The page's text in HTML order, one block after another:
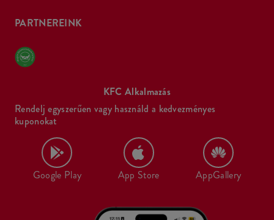
PARTNEREINK
KFC Alkalmazás
Rendelj egyszerűen vagy használd a kedvezményes
kuponokat
Google Play App Store AppGallery